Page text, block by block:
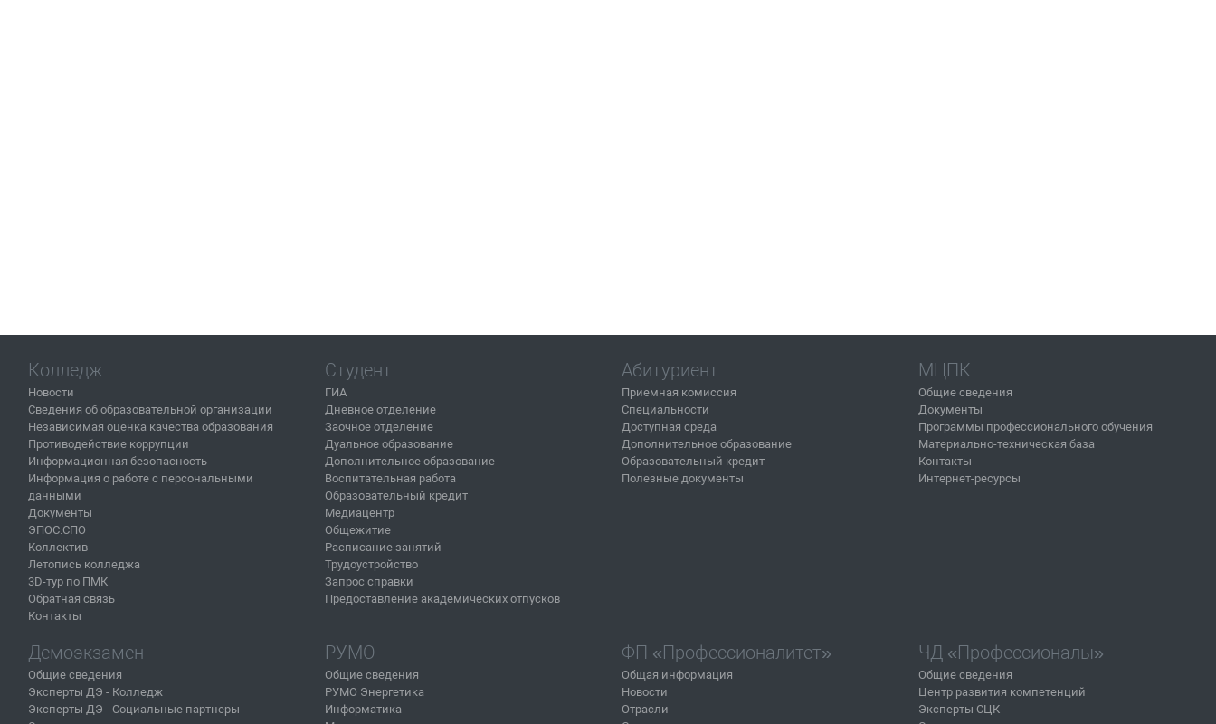
Колледж
Новости
Сведения об образовательной организации
Независимая оценка качества образования
Противодействие коррупции
Информационная безопасность
Информация о работе с персональными
данными
Документы
ЭПОС.СПО
Коллектив
Летопись колледжа
3D-тур по ПМК
Обратная связь
Контакты
Студент
ГИА
Дневное отделение
Заочное отделение
Дуальное образование
Дополнительное образование
Воспитательная работа
Образовательный кредит
Медиацентр
Общежитие
Расписание занятий
Трудоустройство
Запрос справки
Предоставление академических отпусков
Абитуриент
Приемная комиссия
Специальности
Доступная среда
Дополнительное образование
Образовательный кредит
Полезные документы
МЦПК
Общие сведения
Документы
Программы профессионального обучения
Материально-техническая база
Контакты
Интернет-ресурсы
Демоэкзамен
Общие сведения
Эксперты ДЭ - Колледж
Эксперты ДЭ - Социальные партнеры
РУМО
Общие сведения
РУМО Энергетика
Информатика
ФП «Профессионалитет»
Общая информация
Новости
Отрасли
ЧД «Профессионалы»
Общие сведения
Центр развития компетенций
Эксперты СЦК